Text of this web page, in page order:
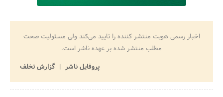
اخبار رسمی هویت منتشر کننده را تایید می‌کند ولی مسئولیت صحت
مطلب منتشر شده بر عهده ناشر است.
پروفایل ناشر
گزارش تخلف